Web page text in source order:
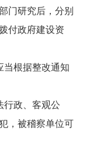
门研究后，分别
付政府建设资
当根据整改通知
行政、客观公
，被稽察单位可